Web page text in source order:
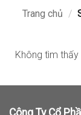
Trang chủ /
Không tìm
Công Ty Cổ